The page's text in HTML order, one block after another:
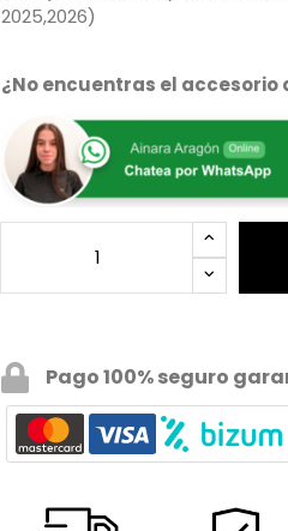
2025,2026)
¿No encuentras el accesorio
Pago 100% seguro